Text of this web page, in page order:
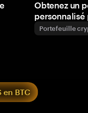
Obtenez un
personnalisé
Portefeuille
en BTC